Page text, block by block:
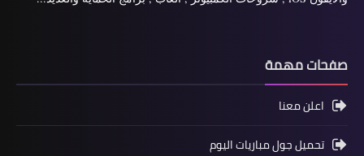
صفحات مهمة
اعلن معنا
تحميل جول مباريات اليوم